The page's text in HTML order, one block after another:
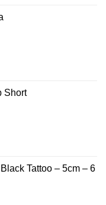
Short
Tattoo – 5cm – 6